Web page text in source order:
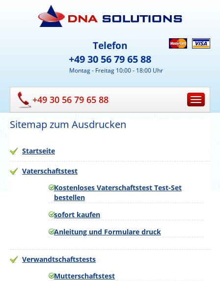
Telefon
+49 30 56 79 65 88
Montag - Freitag 10:00 - 18:00 Uhr
+49 30 56 79 65 88
Sitemap zum Ausdrucken
Startseite
Vaterschaftstest
Kostenloses Vaterschaftstest Test-Set
bestellen
sofort kaufen
Anleitung und Formulare druck
Verwandtschaftstests
Mutterschaftstest